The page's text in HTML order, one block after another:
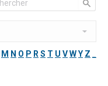
M N O P R S T U VWY Z